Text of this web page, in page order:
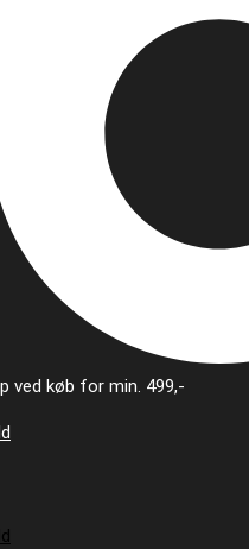
ved køb for min. 499,-